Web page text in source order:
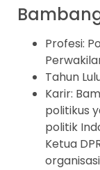
Profesi:
Tahun
Karir:
politikus
politik
Ketua